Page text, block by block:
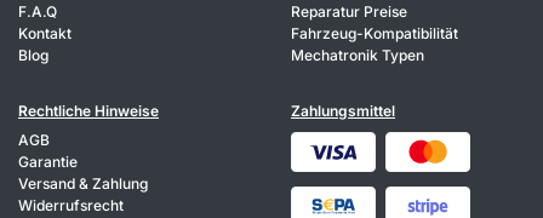
F.A.Q
Kontakt
Blog
Reparatur Preise
Fahrzeug-Kompatibilität
Mechatronik Typen
Rechtliche Hinweise
AGB
Garantie
Versand & Zahlung
Widerrufsrecht
Zahlungsmittel